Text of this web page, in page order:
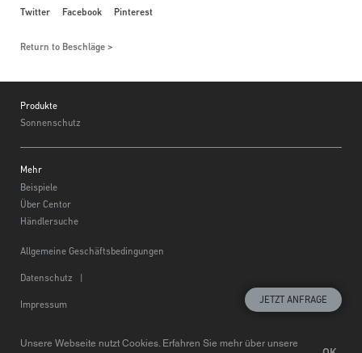
Unsere Webseite nutzt Cookies. Erfahren Sie mehr über unsere
Twitter
Facebook Pinterest
Return to Beschläge
Produkte
Sonnenschutz
Mehr
Beispiele
Über Centor
Händlersuche
Allgemeine Geschäftsbedingungen
Datenschutz
Impressum JETZT ANFRAGE